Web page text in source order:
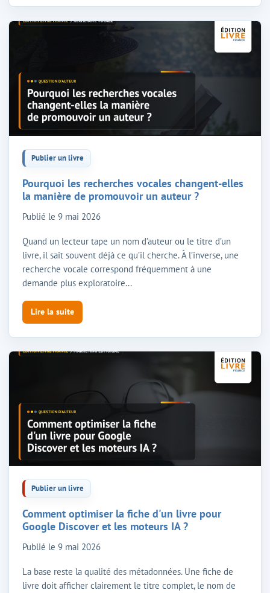
Publier un livre
Pourquoi les recherches vocales changent-elles
la manière de promouvoir un auteur ?
Publié le 9 mai 2026
Quand un lecteur tape un nom d’auteur ou le titre d’un
livre, il sait souvent déjà ce qu’il cherche. À l’inverse, une
recherche vocale correspond fréquemment à une
demande plus exploratoire...
Lire la suite
Publier un livre
Comment optimiser la fiche d'un livre pour
Google Discover et les moteurs IA ?
Publié le 9 mai 2026
La base reste la qualité des métadonnées. Une fiche de
livre doit afficher clairement le titre complet, le nom de